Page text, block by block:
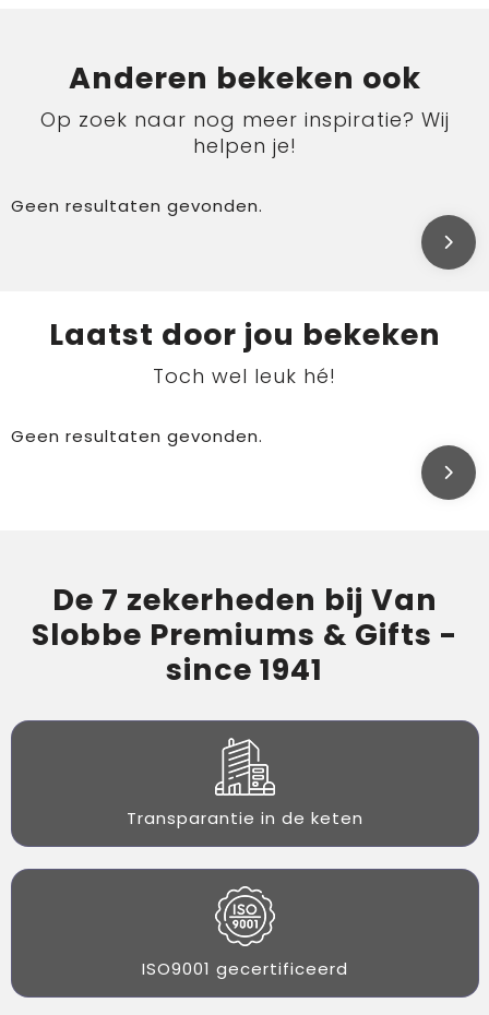
Anderen bekeken ook
Op zoek naar nog meer inspiratie? Wij
helpen je!
Geen resultaten gevonden.
Laatst door jou bekeken
Toch wel leuk hé!
Geen resultaten gevonden.
De 7 zekerheden bij Van
Slobbe Premiums & Gifts -
since 1941
Transparantie in de keten
ISO9001 gecertificeerd